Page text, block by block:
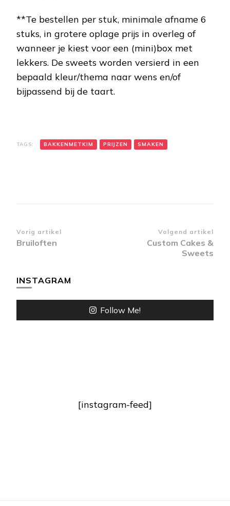
**Te bestellen per stuk, minimale afname 6
stuks, in grotere oplage prijs in overleg of
wanneer je kiest voor een (mini)box met
lekkers. De sweets worden versierd in een
bepaald kleur/thema naar wens en/of
bijpassend bij de taart.
TAGS: BAKKENMETKIM PRIJZEN SMAKEN
Bericht
navigatie
Vorig artikel
Bruiloften
Volgend artikel
Custom Cakes &
Sweets
INSTAGRAM
Follow Me!
[instagram-feed]